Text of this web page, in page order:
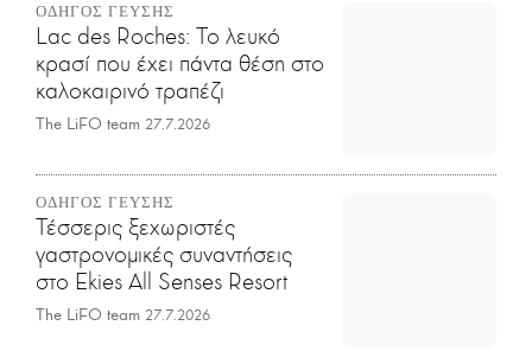
ΟΔΗΓΟΣ ΓΕΥΣΗΣ
Lac des Roches: Το λευκό
κρασί που έχει πάντα θέση στο
καλοκαιρινό τραπέζι
The LiFO team 27.7.2026
ΟΔΗΓΟΣ ΓΕΥΣΗΣ
Τέσσερις ξεχωριστές
γαστρονομικές συναντήσεις
στο Ekies All Senses Resort
The LiFO team 27.7.2026